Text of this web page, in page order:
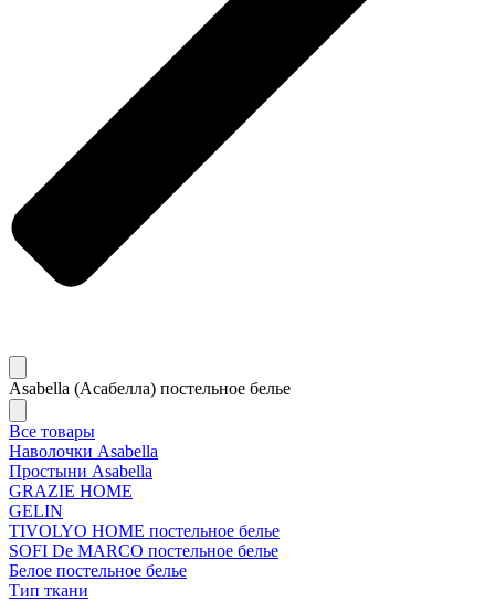
Asabella (Асабелла) постельное белье
Все товары
Наволочки Asabella
Простыни Asabella
GRAZIE HOME
GELIN
TIVOLYO HOME постельное белье
SOFI De MARCO постельное белье
Белое постельное белье
Тип ткани